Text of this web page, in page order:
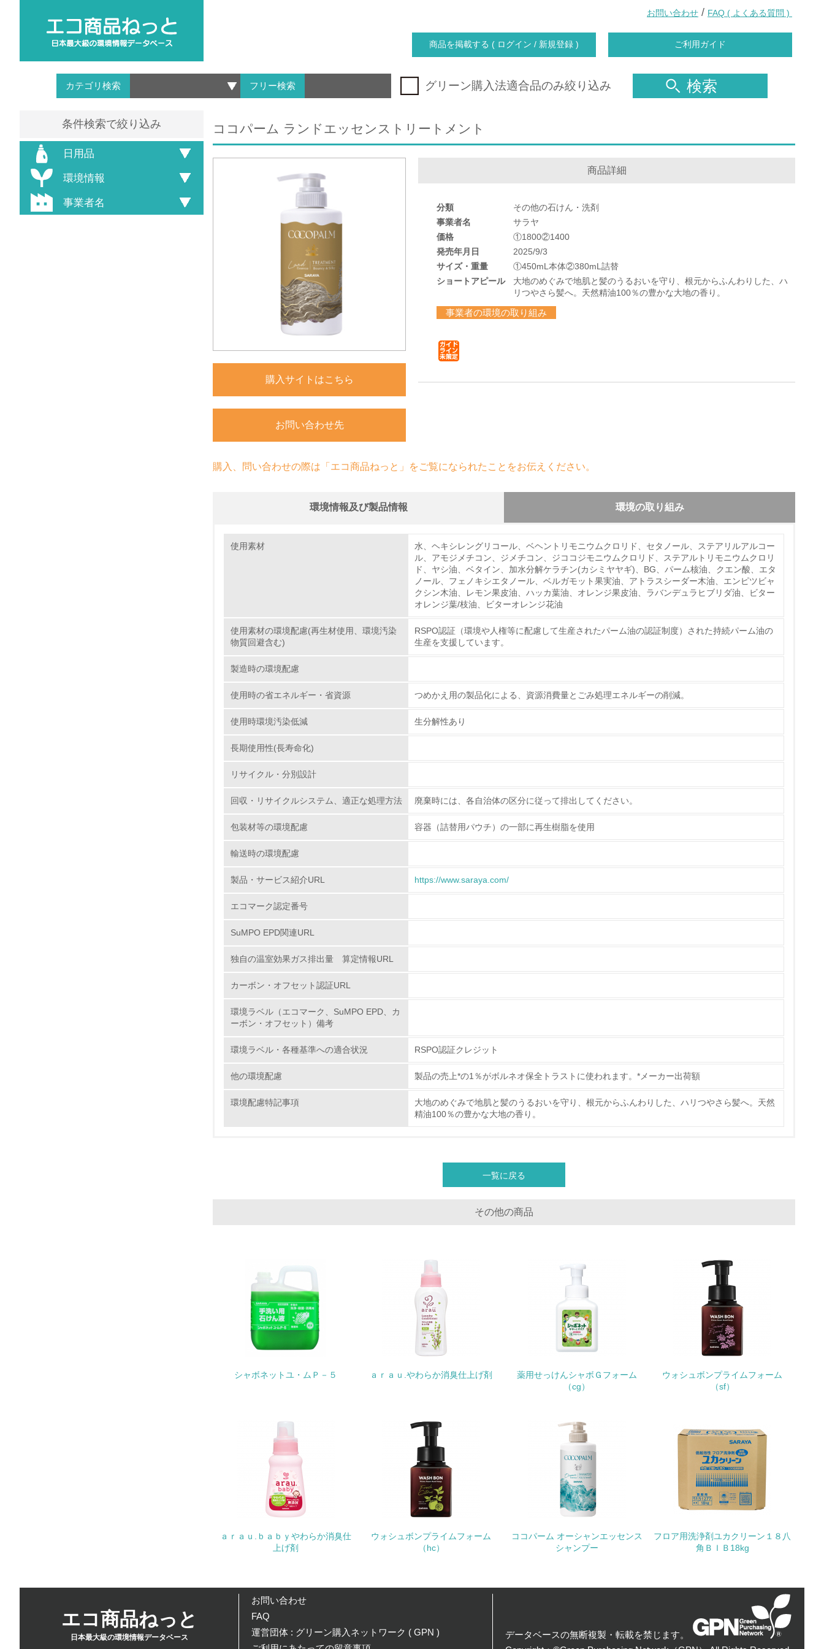
お問い合わせ / FAQ ( よくある質問 )
商品を掲載する ( ログイン / 新規登録 ) ご利用ガイド
カテゴリ検索 フリー検索 グリーン購入法適合品のみ絞り込み 検索
条件検索で絞り込み
日用品
環境情報
事業者名
ココパーム ランドエッセンストリートメント
購入サイトはこちら
お問い合わせ先
商品詳細
分類
その他の石けん・洗剤
事業者名
サラヤ
価格
①1800②1400
発売年月日
2025/9/3
サイズ・重量
①450mL本体②380mL詰替
ショートアピール
大地のめぐみで地肌と髪のうるおいを守り、根元からふんわりした、ハ
リつやさら髪へ。天然精油100％の豊かな大地の香り。
事業者の環境の取り組み
購入、問い合わせの際は「エコ商品ねっと」をご覧になられたことをお伝えください。
環境情報及び製品情報 環境の取り組み
チェック項目
レベル1
1.
2. 環境対応の責任体制を定めている
3. 環境問題に関する従業員教育を行っている
4. 自社に関係する主要な環境法規制を把握し、順守している
2.環境への取り組み
No.
<L1> 資源（投入原料、水等）とエネルギー（電力、重油、ガス）の使用量削減の取り組みを行っている
10. <L2> 資源とエネルギーの使用量の把握をし、具体的な削減目標や計画を立てている
環境配慮型製品・サービスの製造・販売
<L1> 環境配慮型製品・サービスの製造・販売を積極的に行っている
グリーン購入
非該当（包装・物流を必要とする業務を行っていない）
15. <L1> 環境負荷ができるだけ小さい包装・梱包を行っている
16. <L2> 環境負荷ができるだけ小さい物流を行っている
<L1> 化学物質の使用量及び外部（大気・水・土壌）への排出量削減の取り組みを行っている
<L2> 化学物質の使用量及び外部への排出量を把握し、具体的な削減目標や計画を立てている
19. <L1> 廃棄物の発生量の削減及びリサイクルの推進、適正処理を行っている
生物多様性保全
21.
<L1> 「生物多様性保全」に関する取り組み（例：森林保全活動＜植林、天然林保護、間伐＞、認証品の
購入、原材料のトレーサビリティの確認等）を行っている
大気汚染物質に関する取り組み
使用素材
水、ヘキシレングリコール、ベヘントリモニウムクロリド、セタノール、ステアリルアルコー
ル、アモジメチコン、ジメチコン、ジココジモニウムクロリド、ステアルトリモニウムクロリ
ド、ヤシ油、ベタイン、加水分解ケラチン(カシミヤヤギ)、BG、パーム核油、クエン酸、エタ
ノール、フェノキシエタノール、ベルガモット果実油、アトラスシーダー木油、エンピツビャ
クシン木油、レモン果皮油、ハッカ葉油、オレンジ果皮油、ラバンデュラヒブリダ油、ビター
オレンジ葉/枝油、ビターオレンジ花油
使用素材の環境配慮(再生材使用、環境汚染
物質回避含む)
RSPO認証（環境や人権等に配慮して生産されたパーム油の認証制度）された持続パーム油の
生産を支援しています。
製造時の環境配慮
使用時の省エネルギー・省資源 つめかえ用の製品化による、資源消費量とごみ処理エネルギーの削減。
使用時環境汚染低減 生分解性あり
長期使用性(長寿命化)
リサイクル・分別設計
回収・リサイクルシステム、適正な処理方法 廃棄時には、各自治体の区分に従って排出してください。
包装材等の環境配慮 容器（詰替用パウチ）の一部に再生樹脂を使用
輸送時の環境配慮
製品・サービス紹介URL https://www.saraya.com/
エコマーク認定番号
SuMPO EPD関連URL
独自の温室効果ガス排出量 算定情報URL
カーボン・オフセット認証URL
環境ラベル（エコマーク、SuMPO EPD、カ
ーボン・オフセット）備考
環境ラベル・各種基準への適合状況 RSPO認証クレジット
他の環境配慮 製品の売上*の1％がボルネオ保全トラストに使われます。*メーカー出荷額
環境配慮特記事項
大地のめぐみで地肌と髪のうるおいを守り、根元からふんわりした、ハリつやさら髪へ。天然
精油100％の豊かな大地の香り。
一覧に戻る
その他の商品
シャボネットユ・ムＰ－５ ａｒａｕ.やわらか消臭仕上げ剤
薬用せっけんシャボＧフォーム
（cg）
ウォシュボンプライムフォーム
（sf）
ａｒａｕ.ｂａｂｙやわらか消臭仕
上げ剤
ウォシュボンプライムフォーム
（hc）
ココパーム オーシャンエッセンス
シャンプー
フロア用洗浄剤ユカクリーン１８八
角ＢＩＢ18kg
エコ商品ねっと
日本最大級の環境情報データベース
お問い合わせ
FAQ
運営団体 : グリーン購入ネットワーク ( GPN )
データベースの無断複製・転載を禁じます。